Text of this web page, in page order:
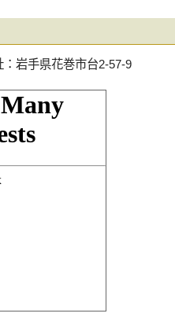
岩手県花巻市台2-57-9